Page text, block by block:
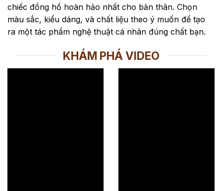
chiếc đồng hồ hoàn hảo nhất cho bản thân. Chọn
màu sắc, kiểu dáng, và chất liệu theo ý muốn để tạo
ra một tác phẩm nghệ thuật cá nhân đúng chất bạn.
KHÁM PHÁ VIDEO